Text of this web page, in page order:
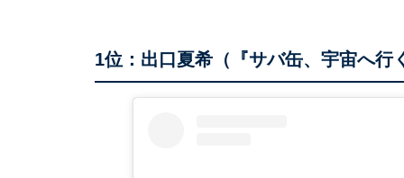
1位：出口夏希（『サバ缶、宇宙へ行